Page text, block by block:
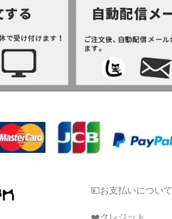
💴お支払いについて
❤️クレジット